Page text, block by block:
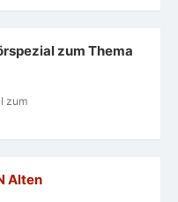
zum Thema
zum
Alten